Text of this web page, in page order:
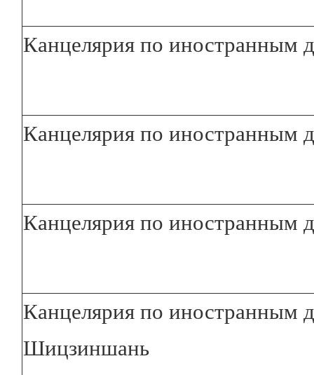
Канцелярия по иностранным
Канцелярия по иностранным
Канцелярия по иностранным
Канцелярия по иностранным
Шицзиншань